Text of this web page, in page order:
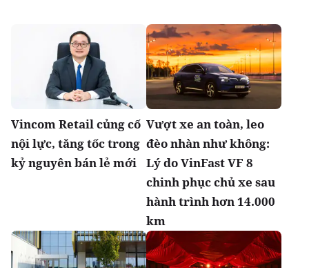
Vincom Retail củng cố
nội lực, tăng tốc trong
kỷ nguyên bán lẻ mới
Vượt xe an toàn, leo
đèo nhàn như không:
Lý do VinFast VF 8
chinh phục chủ xe sau
hành trình hơn 14.000
km